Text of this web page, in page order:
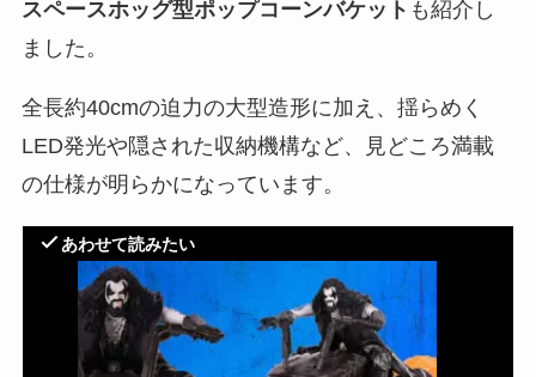
スペースホッグ型ポップコーンバケット も紹介し
ました。
全長約40cmの迫力の大型造形に加え、揺らめく
LED発光や隠された収納機構など、見どころ満載
の仕様が明らかになっています。
あわせて読みたい